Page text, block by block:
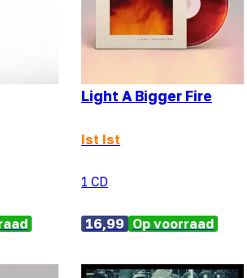
Light A Bigger Fire
Ist Ist
1 CD
16,99 Op voorraad